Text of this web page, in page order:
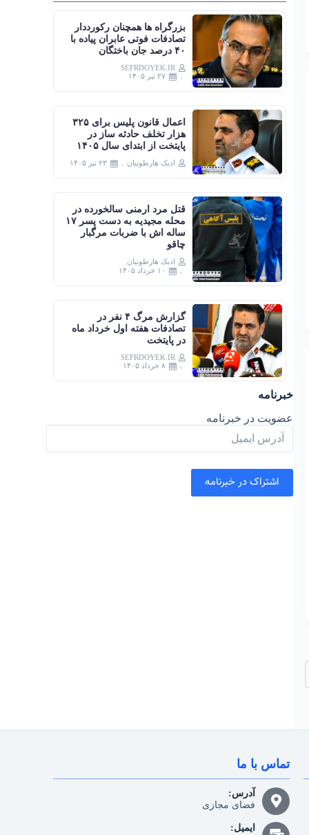
بزرگراه‌ ها همچنان رکورددار
تصادفات فوتی عابران پیاده با
۴۰ درصد جان‌ باختگان
SEFRDOYEK.IR
۲۷ تیر ۱۴۰۵
اعمال قانون پلیس برای ۳۲۵
هزار تخلف حادثه ساز در
پایتخت از ابتدای سال ۱۴۰۵
ادیک هارطونیان ۲۳ تیر ۱۴۰۵
قتل مرد ارمنی سالخورده در
محله مجیدیه به دست پسر ۱۷
ساله اش با ضربات مرگبار
چاقو
ادیک هارطونیان
۱۰ خرداد ۱۴۰۵
گزارش مرگ ۴ نفر در
تصادفات هفته اول خرداد ماه
در پایتخت
SEFRDOYEK.IR
۸ خرداد ۱۴۰۵
خبرنامه
عضویت در خبرنامه
تماس با ما
آدرس:
فضای مجازی
ایمیل: